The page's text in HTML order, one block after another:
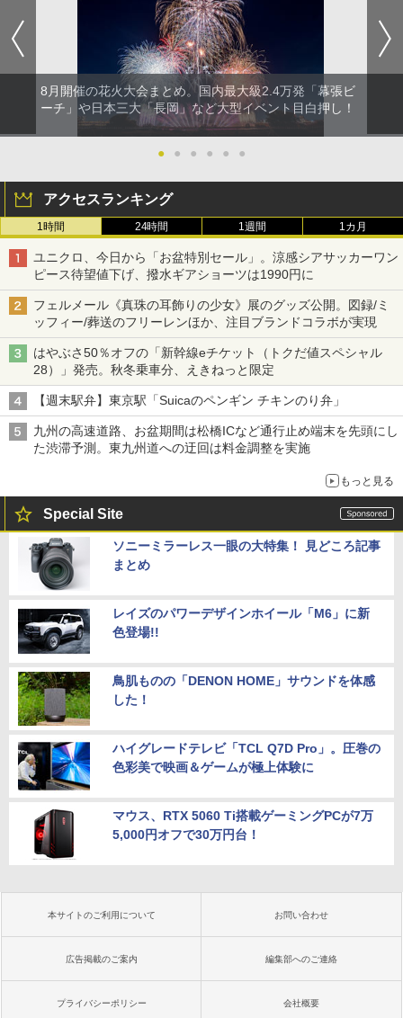
8月開催の花火大会まとめ。国内最大級2.4万発「幕張ビ
ーチ」や日本三大「長岡」など大型イベント目白押し！
● ● ● ● ● ●
アクセスランキング
1時間 24時間 1週間 1カ月
ユニクロ、今日から「お盆特別セール」。涼感シアサッカーワン
ピース待望値下げ、撥水ギアショーツは1990円に
フェルメール《真珠の耳飾りの少女》展のグッズ公開。図録/ミ
ッフィー/葬送のフリーレンほか、注目ブランドコラボが実現
はやぶさ50％オフの「新幹線eチケット（トクだ値スペシャル
28）」発売。秋冬乗車分、えきねっと限定
【週末駅弁】東京駅「Suicaのペンギン チキンのり弁」
九州の高速道路、お盆期間は松橋ICなど通行止め端末を先頭にし
た渋滞予測。東九州道への迂回は料金調整を実施
もっと見る
Special Site
ソニーミラーレス一眼の大特集！ 見どころ記事
まとめ
レイズのパワーデザインホイール「M6」に新
色登場!!
鳥肌ものの「DENON HOME」サウンドを体感
した！
ハイグレードテレビ「TCL Q7D Pro」。圧巻の
色彩美で映画＆ゲームが極上体験に
マウス、RTX 5060 Ti搭載ゲーミングPCが7万
5,000円オフで30万円台！
本サイトのご利用について お問い合わせ
広告掲載のご案内 編集部へのご連絡
プライバシーポリシー 会社概要